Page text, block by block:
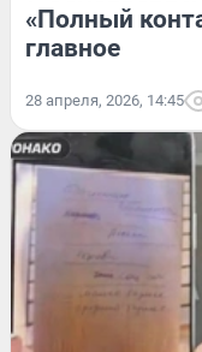
«Полный
главное
28 апреля, 2026, 14:45